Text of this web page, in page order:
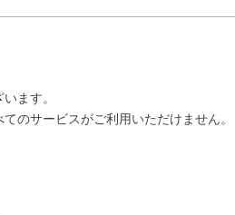
ます。
のサービスがご利用いただけません。